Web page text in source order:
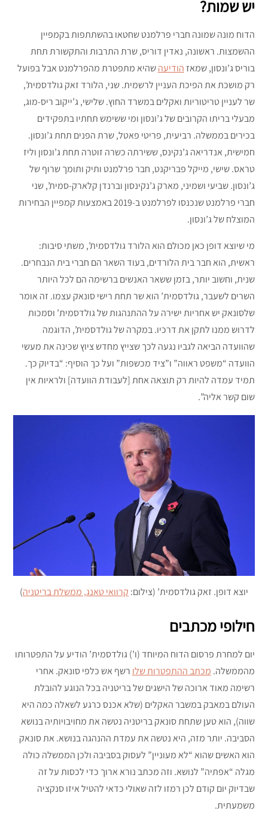
יש שמות?
הדוח מונה שמונה חברי פרלמנט שחטאו בהשתתפות בקמפיין
ההשמצות. ראשונה, נאדין דוריס, שרת התרבות והתקשורת תחת
בוריס ג’ונסון, שמאז הודיעהשהיא מתפטרת מהפרלמנט אבל בפועל
רק מושכת את הפיכת העניין לרשמית. שני, הלורד זאק גולדסמית’,
שר לעניין טריטוריות ואקלים במשרד החוץ. שלישי, ג’ייקוב ריס-מוג,
מבעלי בריתו הקרובים של ג’ונסון ומי ששימש תחתיו בתפקידים
בכירים בממשלה. רביעית, פריטי פאטל, שרת הפנים תחת ג’ונסון.
חמישית, אנדריאה ג’נקינס, ששירתה כשרה זוטרה תחת ג’ונסון וליז
טראס. שישי, מייקל פבריקנט, חבר פרלמנט ותיק ותומך שרוף של
ג’ונסון. שביעי ושמיני, מארק ג’נקינסון וברנדן קלארק-סמית’, שני
חברי פרלמנט שנכנסו לפרלמנט ב-2019 באמצעות קמפיין הבחירות
המוצלח של ג’ונסון.
מי שיוצא דופן כאן מכולם הוא הלורד גולדסמית’, משתי סיבות:
ראשית, הוא חבר בית הלורדים, בעוד השאר הם חברי בית הנבחרים.
שנית, וחשוב יותר, בזמן ששאר האנשים ברשימה הם לכל היותר
השרים לשעבר, גולדסמית’ הוא שר תחת רישי סונאק עצמו. זה אומר
שלסונאק יש אחריות ישירה על ההתנהגות של גולדסמית’ וסמכות
לדרוש ממנו לתקן את דרכיו. במקרה של גולדסמית’, הדוגמה
שהוועדה הביאה לגביו נגעה לכך שצייץ מחדש ציוץ שכינה את מעשי
הוועדה “משפט ראווה” ו”ציד מכשפות” ועל כך הוסיף: “בדיוק כך.
תמיד עמדה להיות רק תוצאה אחת [לעבודת הוועדה] ולראיות אין
שום קשר אליה”.
יוצא דופן. זאק גולדסמית’ (צילום: קרוואי טאנג, ממשלת בריטניה)
חילופי מכתבים
יום למחרת פרסום הדוח המיוחד (ו’) גולדסמית’ הודיע על התפטרותו
מהממשלה. מכתב ההתפטרות שלו רשף אש כלפי סונאק. אחרי
רשימה מאוד ארוכה של הישגים של בריטניה בכל הנוגע להובלת
העולם במאבק במשבר האקלים (שלא אכנס כרגע לשאלה כמה היא
שווה), הוא טען שתחת סונאק בריטניה נטשה את מחויבויותיה בנושא
הסביבה. יותר מזה, היא נטשה את עמדת ההנהגה בנושא. את סונאק
הוא האשים שהוא “לא מעוניין” לעסוק בסביבה ולכן הממשלה כולה
מגלה “אפתיה” לנושא. וזה מכתב נורא ארוך כדי לכסות על זה
שבדיוק יום קודם לכן רמזו לזה שאולי כדאי להטיל איזו סנקציה
משמעתית.